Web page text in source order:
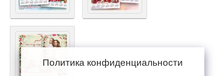
Политика конфиденциальности